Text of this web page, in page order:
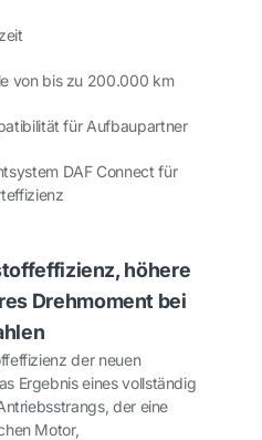
von bis zu 200.000 km
für Aufbaupartner
DAF Connect für
höhere
Drehmoment bei
der neuen
Ergebnis eines vollständig
der eine
Motor,